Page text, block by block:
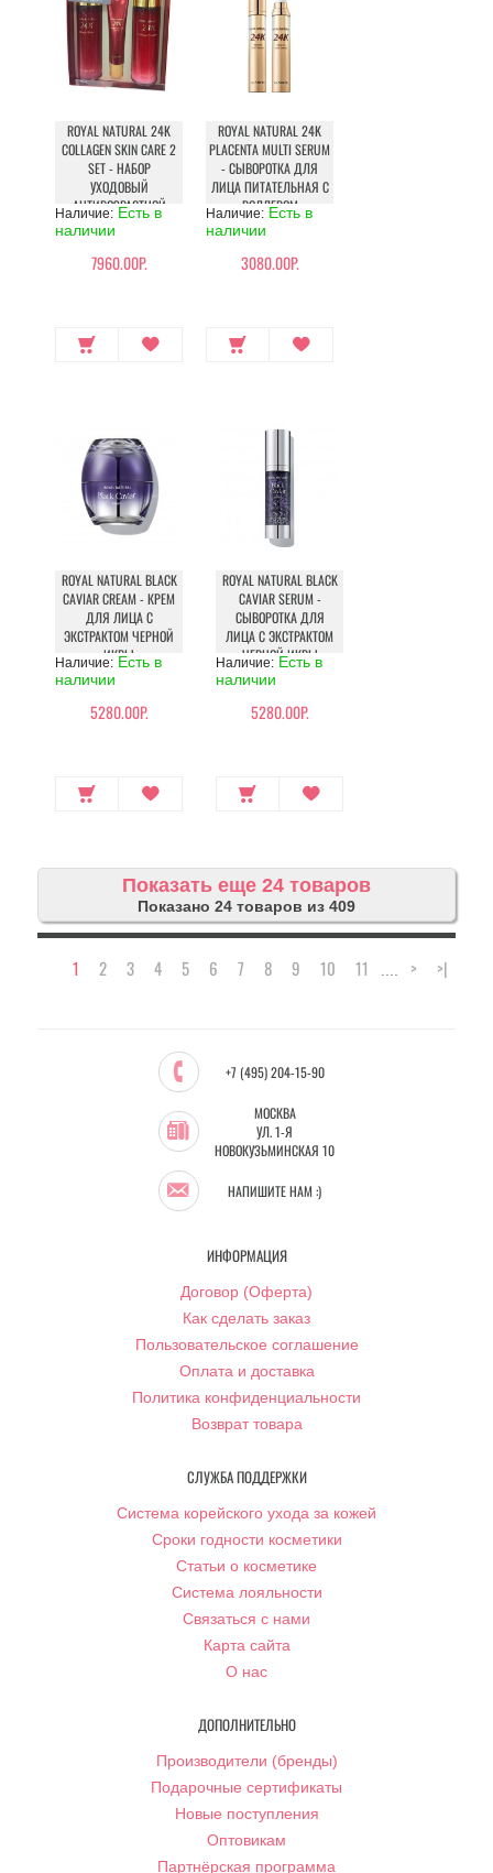
ROYAL NATURAL 24K
COLLAGEN SKIN CARE 2
SET - НАБОР
УХОДОВЫЙ
АНТИВОЗРАСТНОЙ
Наличие: Есть в
наличии
7960.00Р.
ROYAL NATURAL 24K
PLACENTA MULTI SERUM
- СЫВОРОТКА ДЛЯ
ЛИЦА ПИТАТЕЛЬНАЯ С
РОЛЛЕРОМ
Наличие: Есть в
наличии
3080.00Р.
ROYAL NATURAL BLACK
CAVIAR CREAM - КРЕМ
ДЛЯ ЛИЦА С
ЭКСТРАКТОМ ЧЕРНОЙ
ИКРЫ
Наличие: Есть в
наличии
5280.00Р.
ROYAL NATURAL BLACK
CAVIAR SERUM -
СЫВОРОТКА ДЛЯ
ЛИЦА С ЭКСТРАКТОМ
ЧЕРНОЙ ИКРЫ
Наличие: Есть в
наличии
5280.00Р.
Показать еще 24 товаров
Показано 24 товаров из 409
1 2 3 4 5 6 7 8 9 10 11 > >|
+7 (495) 204-15-90
МОСКВА
УЛ. 1-Я
НОВОКУЗЬМИНСКАЯ 10
НАПИШИТЕ НАМ :)
ИНФОРМАЦИЯ
Договор (Оферта)
Как сделать заказ
Пользовательское соглашение
Оплата и доставка
Политика конфиденциальности
Возврат товара
СЛУЖБА ПОДДЕРЖКИ
Система корейского ухода за кожей
Сроки годности косметики
Статьи о косметике
Система лояльности
Связаться с нами
Карта сайта
О нас
ДОПОЛНИТЕЛЬНО
Производители (бренды)
Подарочные сертификаты
Новые поступления
Оптовикам
Партнёрская программа